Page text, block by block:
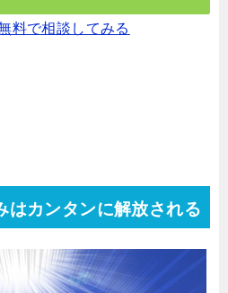
料で相談してみる
はカンタンに解放される